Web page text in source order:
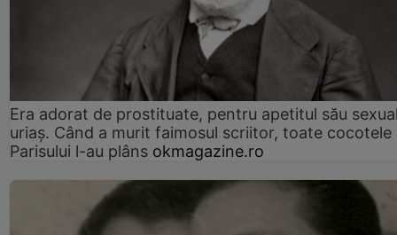
Era adorat de prostituate, pentru apetitul său
uriaș. Când a murit faimosul scriitor, toate cocotele
Parisului l-au plâns okmagazine.ro